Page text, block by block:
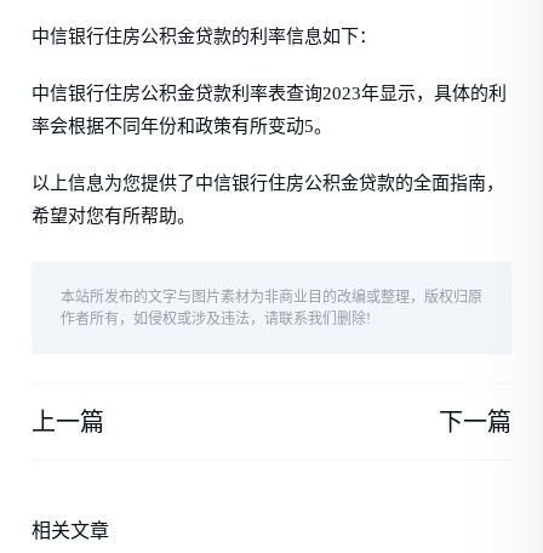
中信银行住房公积金贷款的利率信息如下：
中信银行住房公积金贷款利率表查询2023年显示，具体的利
率会根据不同年份和政策有所变动5。
以上信息为您提供了中信银行住房公积金贷款的全面指南，
希望对您有所帮助。
本站所发布的文字与图片素材为非商业目的改编或整理，版权归原
作者所有，如侵权或涉及违法，请联系我们删除!
上一篇 下一篇
相关文章